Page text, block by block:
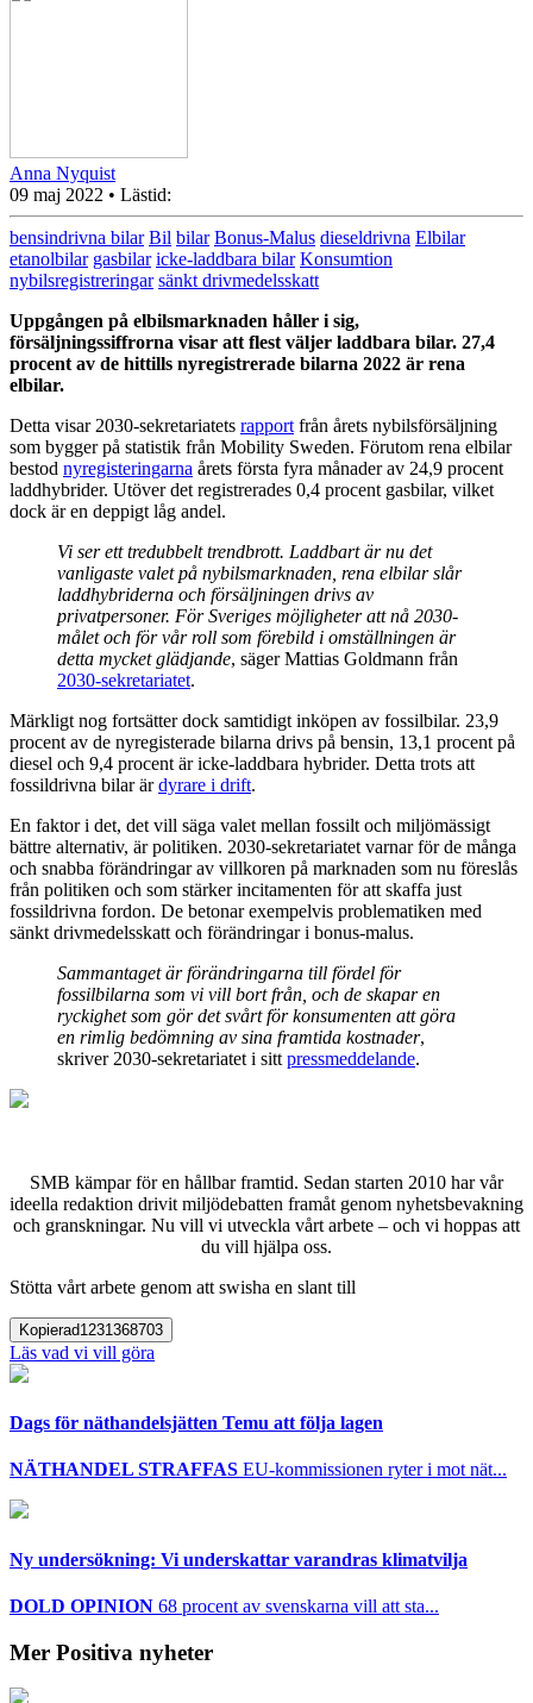
Anna Nyquist
09 maj 2022 • Lästid:
bensindrivna bilar Bil bilar Bonus-Malus dieseldrivna Elbilar
etanolbilar gasbilar icke-laddbara bilar Konsumtion
nybilsregistreringar sänkt drivmedelsskatt
Uppgången på elbilsmarknaden håller i sig,
försäljningssiffrorna visar att flest väljer laddbara bilar. 27,4
procent av de hittills nyregistrerade bilarna 2022 är rena
elbilar.
Detta visar 2030-sekretariatets rapport från årets nybilsförsäljning
som bygger på statistik från Mobility Sweden. Förutom rena elbilar
bestod nyregisteringarna årets första fyra månader av 24,9 procent
laddhybrider. Utöver det registrerades 0,4 procent gasbilar, vilket
dock är en deppigt låg andel.
Vi ser ett tredubbelt trendbrott. Laddbart är nu det
vanligaste valet på nybilsmarknaden, rena elbilar slår
laddhybriderna och försäljningen drivs av
privatpersoner. För Sveriges möjligheter att nå 2030-
målet och för vår roll som förebild i omställningen är
detta mycket glädjande, säger Mattias Goldmann från
2030-sekretariatet.
Märkligt nog fortsätter dock samtidigt inköpen av fossilbilar. 23,9
procent av de nyregisterade bilarna drivs på bensin, 13,1 procent på
diesel och 9,4 procent är icke-laddbara hybrider. Detta trots att
fossildrivna bilar ärdyrare i drift.
En faktor i det, det vill säga valet mellan fossilt och miljömässigt
bättre alternativ, är politiken. 2030-sekretariatet varnar för de många
och snabba förändringar av villkoren på marknaden som nu föreslås
från politiken och som stärker incitamenten för att skaffa just
fossildrivna fordon. De betonar exempelvis problematiken med
sänkt drivmedelsskatt och förändringar i bonus-malus.
Sammantaget är förändringarna till fördel för
fossilbilarna som vi vill bort från, och de skapar en
ryckighet som gör det svårt för konsumenten att göra
en rimlig bedömning av sina framtida kostnader,
skriver 2030-sekretariatet i sitt pressmeddelande.
SMB kämpar för en hållbar framtid. Sedan starten 2010 har vår
ideella redaktion drivit miljödebatten framåt genom nyhetsbevakning
och granskningar. Nu vill vi utveckla vårt arbete – och vi hoppas att
du vill hjälpa oss.
Stötta vårt arbete genom att swisha en slant till
Kopierad1231368703
Läs vad vi vill göra
Dags för näthandelsjätten Temu att följa lagen
NÄTHANDEL STRAFFAS EU-kommissionen ryter i mot nät...
Ny undersökning: Vi underskattar varandras klimatvilja
DOLD OPINION 68 procent av svenskarna vill att sta...
Mer Positiva nyheter